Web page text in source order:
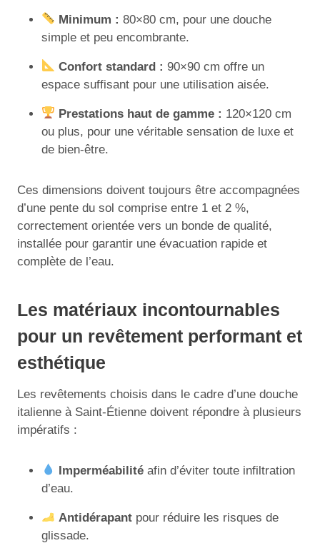
Minimum : 80×80 cm, pour une douche
simple et peu encombrante.
Confort standard : 90×90 cm offre un
espace suffisant pour une utilisation aisée.
Prestations haut de gamme : 120×120 cm
ou plus, pour une véritable sensation de luxe et
de bien-être.
Ces dimensions doivent toujours être accompagnées
d’une pente du sol comprise entre 1 et 2 %,
correctement orientée vers un bonde de qualité,
installée pour garantir une évacuation rapide et
complète de l’eau.
Les matériaux incontournables
pour un revêtement performant et
esthétique
Les revêtements choisis dans le cadre d’une douche
italienne à Saint-Étienne doivent répondre à plusieurs
impératifs :
Imperméabilité afin d’éviter toute infiltration
d’eau.
Antidérapant pour réduire les risques de
glissade.